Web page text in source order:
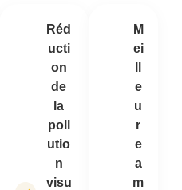
Réd
ucti
on
de
la
poll
utio
n
visu
M
ei
e
u
r
e
a
m